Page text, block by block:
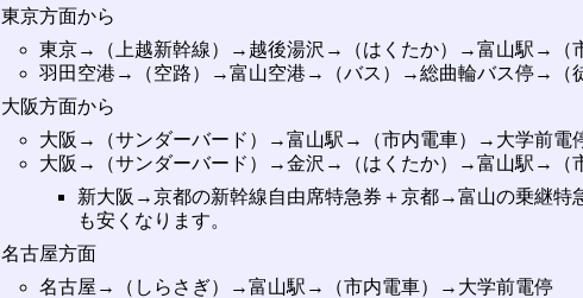
東京方面から
東京→（上越新幹線）→越後湯沢→（はくたか）→富山駅→（
羽田空港→（空路）→富山空港→（バス）→総曲輪バス停→（
大阪方面から
大阪→（サンダーバード）→富山駅→（市内電車）→大学前電
大阪→（サンダーバード）→金沢→（はくたか）→富山駅→（
新大阪→京都の新幹線自由席特急券＋京都→富山の乗継特
も安くなります。
名古屋方面
名古屋→（しらさぎ）→富山駅→（市内電車）→大学前電停